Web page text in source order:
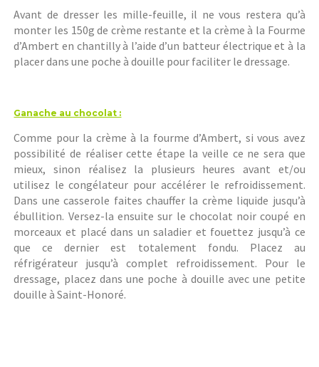
Avant de dresser les mille-feuille, il ne vous restera qu’à
monter les 150g de crème restante et la crème à la Fourme
d’Ambert en chantilly à l’aide d’un batteur électrique et à la
placer dans une poche à douille pour faciliter le dressage.
Ganache au chocolat :
Comme pour la crème à la fourme d’Ambert, si vous avez
possibilité de réaliser cette étape la veille ce ne sera que
mieux, sinon réalisez la plusieurs heures avant et/ou
utilisez le congélateur pour accélérer le refroidissement.
Dans une casserole faites chauffer la crème liquide jusqu’à
ébullition. Versez-la ensuite sur le chocolat noir coupé en
morceaux et placé dans un saladier et fouettez jusqu’à ce
que ce dernier est totalement fondu. Placez au
réfrigérateur jusqu’à complet refroidissement. Pour le
dressage, placez dans une poche à douille avec une petite
douille à Saint-Honoré.